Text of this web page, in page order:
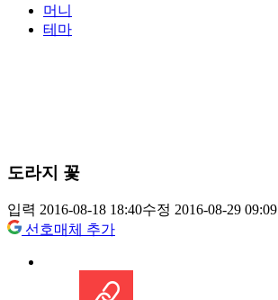
머니
테마
도라지 꽃
입력 2016-08-18 18:40수정 2016-08-29 09:09
선호매체 추가